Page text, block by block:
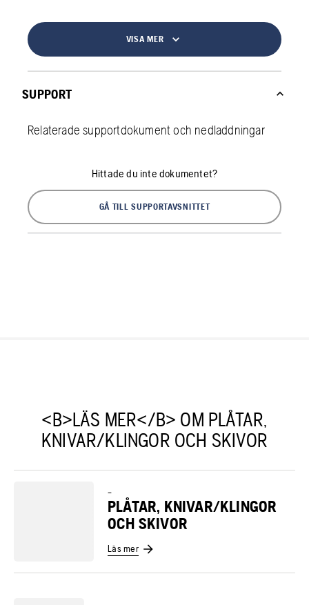
VISA MER
SUPPORT
Relaterade supportdokument och nedladdningar
Hittade du inte dokumentet?
GÅ TILL SUPPORTAVSNITTET
<B>LÄS MER</B> OM PLÅTAR,
KNIVAR/KLINGOR OCH SKIVOR
–
PLÅTAR, KNIVAR/KLINGOR
OCH SKIVOR
Läs mer